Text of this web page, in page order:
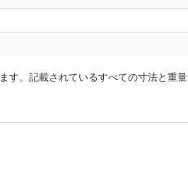
す。記載されているすべての寸法と重量